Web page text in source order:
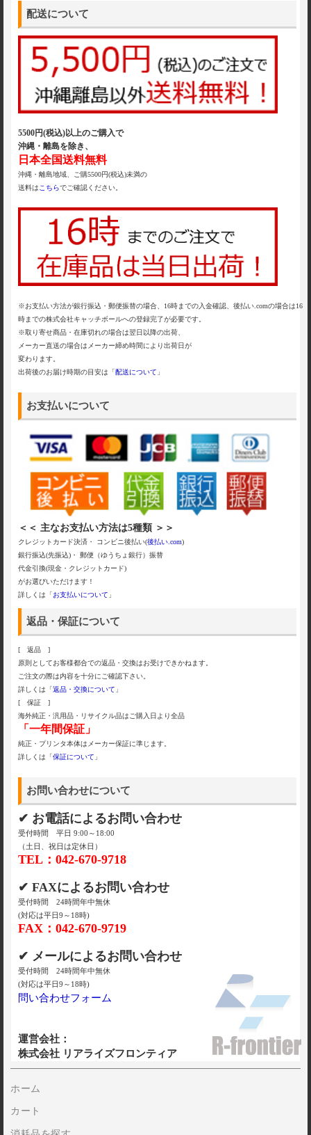
配送について
5500円(税込)以上のご購入で
沖縄・離島を除き、
日本全国送料無料
沖縄・離島地域、ご購5500円(税込)未満の
送料はこちらでご確認ください。
※お支払い方法が銀行振込・郵便振替の場合、16時までの入金確認、後払い.comの場合は16
時までの株式会社キャッチボールへの登録完了が必要です。
※取り寄せ商品・在庫切れの場合は翌日以降の出荷、
メーカー直送の場合はメーカー締め時間により出荷日が
変わります。
出荷後のお届け時期の目安は「配送について 」
お支払いについて
＜＜ 主なお支払い方法は5種類 ＞＞
クレジットカード決済・ コンビニ後払い(後払い.com)
銀行振込(先振込)・ 郵便（ゆうちょ銀行）振替
代金引換(現金・クレジットカード)
がお選びいただけます！
詳しくは「お支払いについて 」
返品・保証について
[ 返品 ]
原則としてお客様都合での返品・交換はお受けできかねます。
ご注文の際は内容を十分にご確認下さい。
詳しくは「返品・交換について 」
[ 保証 ]
海外純正・汎用品・リサイクル品はご購入日より全品
「一年間保証」
純正・プリンタ本体はメーカー保証に準じます。
詳しくは「保証について 」
お問い合わせについて
✔ お電話によるお問い合わせ
受付時間 平日 9:00～18:00
（土日、祝日は定休日）
TEL：042-670-9718
✔ FAXによるお問い合わせ
受付時間 24時間年中無休
(対応は平日9～18時)
FAX：042-670-9719
✔ メールによるお問い合わせ
受付時間 24時間年中無休
(対応は平日9～18時)
問い合わせフォーム
運営会社：
株式会社 リアライズフロンティア
ホーム
カート